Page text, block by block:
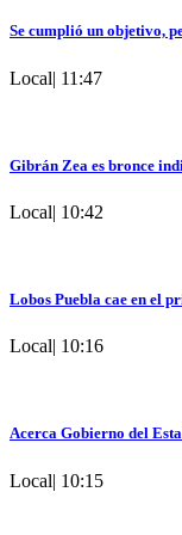
Se cumplió un objetivo,
Local| 11:47
Gibrán Zea es bronce
Local| 10:42
Lobos Puebla cae en el
Local| 10:16
Acerca Gobierno del
Local| 10:15